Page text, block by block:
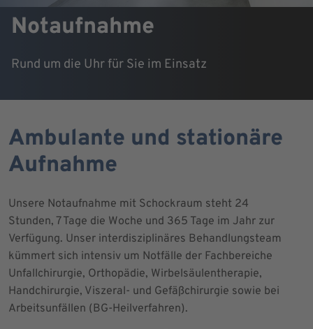
Notaufnahme
Rund um die Uhr für Sie im Einsatz
Ambulante und stationäre
Aufnahme
Unsere Notaufnahme mit Schockraum steht 24
Stunden, 7 Tage die Woche und 365 Tage im Jahr zur
Verfügung. Unser interdisziplinäres Behandlungsteam
kümmert sich intensiv um Notfälle der Fachbereiche
Unfallchirurgie, Orthopädie, Wirbelsäulentherapie,
Handchirurgie, Viszeral- und Gefäßchirurgie sowie bei
Arbeitsunfällen (BG-Heilverfahren).